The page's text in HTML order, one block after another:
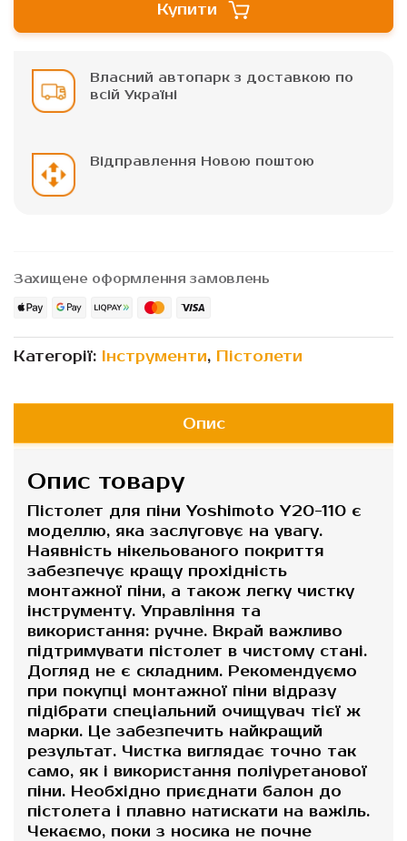
Купити
Власний автопарк з доставкою по
всій Україні
Відправлення Новою поштою
Захищене оформлення замовлень
Категорії: Інструменти, Пістолети
Опис
Опис товару
Пістолет для піни Yoshimoto Y20-110 є
моделлю, яка заслуговує на увагу.
Наявність нікельованого покриття
забезпечує кращу прохідність
монтажної піни, а також легку чистку
інструменту. Управління та
використання: ручне. Вкрай важливо
підтримувати пістолет в чистому стані.
Догляд не є складним. Рекомендуємо
при покупці монтажної піни відразу
підібрати спеціальний очищувач тієї ж
марки. Це забезпечить найкращий
результат. Чистка виглядає точно так
само, як і використання поліуретанової
піни. Необхідно приєднати балон до
пістолета і плавно натискати на важіль.
Чекаємо, поки з носика не почне